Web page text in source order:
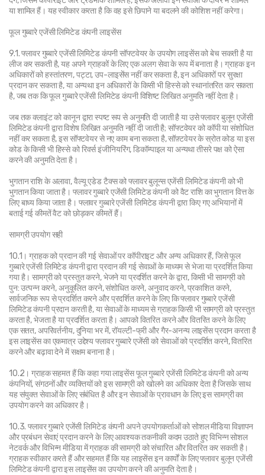
या शामिल हैं। यह स्वीकार करता है कि वह इसे छिपाने या बदलने की कोशिश नहीं करेगा।
फूल गुब्बारे एजेंसी लिमिटेड कंपनी लाइसेंस
9.1. फ्लावर गुब्बारे एजेंसी लिमिटेड कंपनी सॉफ्टवेयर के उपयोग लाइसेंस को बेच सकती है या
लीज कर सकती है, यह अपने ग्राहकों के लिए एक अलग सेवा के रूप में बनाता है। ग्राहक इन
अधिकारों को हस्तांतरण, पट्टा, उप-लाइसेंस नहीं कर सकता है, इन अधिकारों पर सुरक्षा
प्रदान कर सकता है, या अन्यथा इन अधिकारों के किसी भी हिस्से को स्थानांतरित कर सकता
है, जब तक कि फूल गुब्बारे एजेंसी लिमिटेड कंपनी विशिष्ट लिखित अनुमति नहीं देता है।
जब तक क्लाइंट को कानून द्वारा स्पष्ट रूप से अनुमति दी जाती है या उसे फ्लावर बुलून एजेंसी
लिमिटेड कंपनी द्वारा विशेष लिखित अनुमति नहीं दी जाती है; सॉफ्टवेयर को कॉपी या संशोधित
नहीं कर सकता है, इस सॉफ्टवेयर से नए काम बना सकता है, सॉफ़्टवेयर के स्रोत कोड या इस
कोड के किसी भी हिस्से को रिवर्स इंजीनियरिंग, डिकॉम्पाइल या अन्यथा तीसरे पक्ष को ऐसा
करने की अनुमति देता है।
भुगतान राशि के अलावा, वैल्यू एडेड टैक्स को फ्लावर बुलून्स एजेंसी लिमिटेड कंपनी को भी
भुगतान किया जाता है। फ्लावर गुब्बारे एजेंसी लिमिटेड कंपनी को वैट राशि का भुगतान वित्त के
लिए बाध्य किया जाता है। फ्लावर गुब्बारे एजेंसी लिमिटेड कंपनी द्वारा किए गए अभियानों में
बताई गई कीमतें वैट को छोड़कर कीमतें हैं।
सामग्री उपयोग सही
10.1। ग्राहक को प्रदान की गई सेवाओं पर कॉपीराइट और अन्य अधिकार हैं, जिसे फूल
गुब्बारे एजेंसी लिमिटेड कंपनी द्वारा प्रदान की गई सेवाओं के माध्यम से भेजा या प्रदर्शित किया
गया है। सामग्री को प्रस्तुत करने, भेजने या प्रदर्शित करने के द्वारा, किसी भी सामग्री को
पुन: उत्पन्न करने, अनुकूलित करने, संशोधित करने, अनुवाद करने, प्रकाशित करने,
सार्वजनिक रूप से प्रदर्शित करने और प्रदर्शित करने के लिए कि फ्लावर गुब्बारे एजेंसी
लिमिटेड कंपनी प्रदान करती है, या सेवाओं के माध्यम से ग्राहक किसी भी सामग्री को प्रस्तुत
करता है, भेजता है या प्रदर्शित करता है। आपको वितरित करने और वितरित करने के लिए
एक सतत, अपरिवर्तनीय, दुनिया भर में, रॉयल्टी-फ्री और गैर-अनन्य लाइसेंस प्रदान करता है
इस लाइसेंस का एकमात्र उद्देश्य फ्लावर गुब्बारे एजेंसी को सेवाओं को प्रदर्शित करने, वितरित
करने और बढ़ावा देने में सक्षम बनाना है।
10.2। ग्राहक सहमत हैं कि कहा गया लाइसेंस फूल गुब्बारे एजेंसी लिमिटेड कंपनी को अन्य
कंपनियों, संगठनों और व्यक्तियों को इस सामग्री को खोलने का अधिकार देता है जिसके साथ
यह संयुक्त सेवाओं के लिए संबंधित है और इन सेवाओं के प्रावधान के लिए इस सामग्री का
उपयोग करने का अधिकार है।
10.3. फ्लावर गुब्बारे एजेंसी लिमिटेड कंपनी अपने उपयोगकर्ताओं को सोशल मीडिया विज्ञापन
और प्रबंधन सेवाएं प्रदान करने के लिए आवश्यक तकनीकी कदम उठाते हुए विभिन्न सोशल
नेटवर्क और विभिन्न मीडिया में ग्राहक की सामग्री को संचारित और वितरित कर सकती है।
ग्राहक स्वीकार करते हैं और सहमत हैं कि यह लाइसेंस इन कार्यों के लिए फ्लावर बुलून एजेंसी
लिमिटेड कंपनी द्वारा इस लाइसेंस का उपयोग करने की अनुमति देता है।